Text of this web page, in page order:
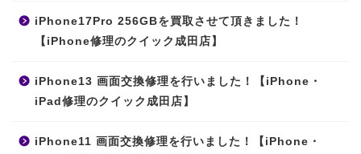
iPhone17Pro 256GBを買取させて頂きました！
【iPhone修理のクイック成田店】
iPhone13 画面交換修理を行いました！【iPhone・
iPad修理のクイック成田店】
iPhone11 画面交換修理を行いました！【iPhone・